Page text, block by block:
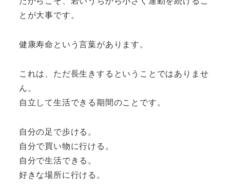
とが大事です。
健康寿命という言葉があります。
これは、ただ長生きするということではありませ
ん。
自立して生活できる期間のことです。
自分の足で歩ける。
自分で買い物に行ける。
自分で生活できる。
好きな場所に行ける。